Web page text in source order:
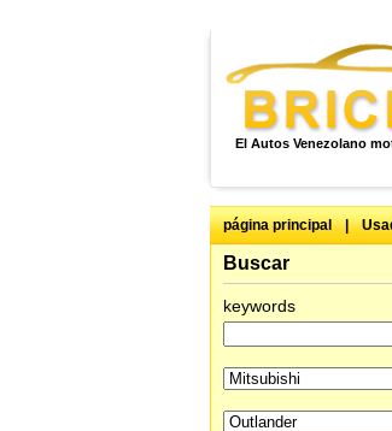
El Autos Venezolano
página principal |
Buscar
keywords